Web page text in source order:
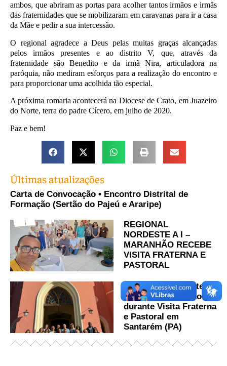
ambos, que abriram as portas para acolher tantos irmãos e irmãs
das fraternidades que se mobilizaram em caravanas para ir a casa
da Mãe e pedir a sua intercessão.
O regional agradece a Deus pelas muitas graças alcançadas
pelos irmãos presentes e ao distrito V, que, através da
fraternidade são Benedito e da irmã Nira, articuladora na
paróquia, não mediram esforços para a realização do encontro e
para proporcionar uma acolhida tão especial.
A próxima romaria acontecerá na Diocese de Crato, em Juazeiro
do Norte, terra do padre Cícero, em julho de 2020.
Paz e bem!
Últimas atualizações
Carta de Convocação • Encontro Distrital de
Formação (Sertão do Pajeú e Araripe)
REGIONAL
NORDESTE A I –
MARANHÃO RECEBE
VISITA FRATERNA E
PASTORAL
OFS Regional Norte III
promove Formação
durante Visita Fraterna
e Pastoral em
Santarém (PA)